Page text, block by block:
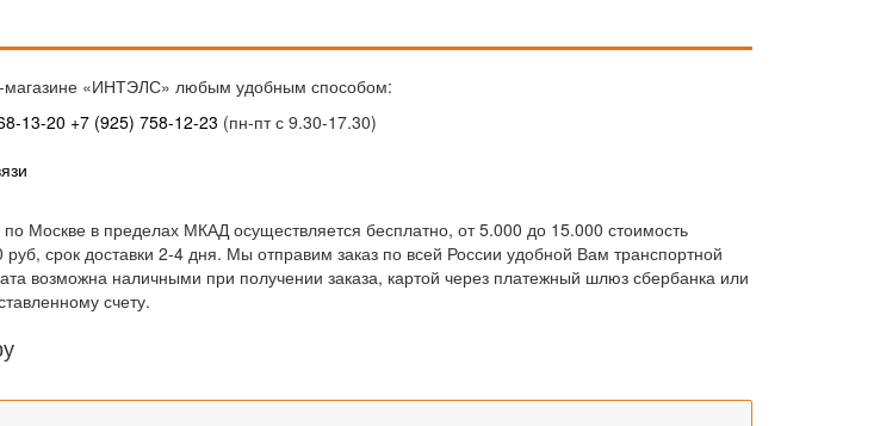
магазине «ИНТЭЛС» любым удобным способом:
13-20 +7 (925) 758-12-23 (пн-пт с 9.30-17.30)
по Москве в пределах МКАД осуществляется бесплатно, от 5.000 до 15.000 стоимость
срок доставки 2-4 дня. Мы отправим заказ по всей России удобной Вам транспортной
возможна наличными при получении заказа, картой через платежный шлюз сбербанка или
счету.